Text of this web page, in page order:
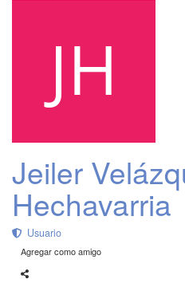
Jeiler
Hechavarria
Usuario
Agregar como amigo